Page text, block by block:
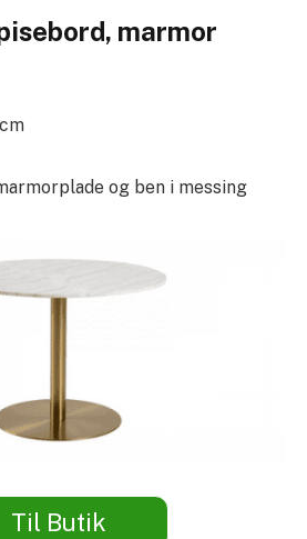
marmor
og ben i messing
Til Butik